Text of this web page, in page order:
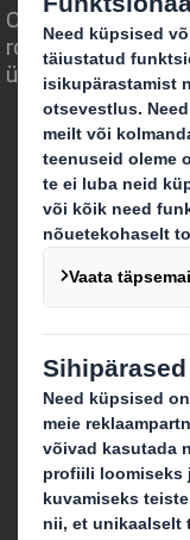
Oleme erilised,
rolli võib pakend
ümbritsevas
IP ja
Üldised